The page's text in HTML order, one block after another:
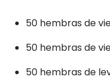
50 hembras de
50 hembras de
50 hembras de